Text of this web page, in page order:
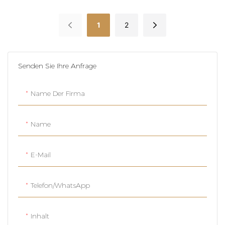
Senden Sie Ihre Anfrage
Name Der Firma
Name
E-Mail
Telefon/WhatsApp
Inhalt
Kosmetikverpackungen
1 2